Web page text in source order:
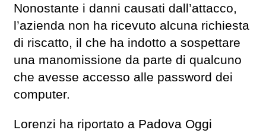
Nonostante i danni causati dall’attacco,
l’azienda non ha ricevuto alcuna richiesta
di riscatto, il che ha indotto a sospettare
una manomissione da parte di qualcuno
che avesse accesso alle password dei
computer.
Lorenzi ha riportato a Padova Oggi